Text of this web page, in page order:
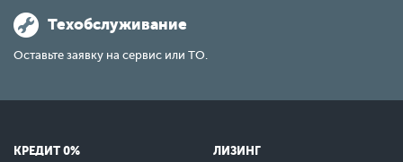
Техобслуживание
Оставьте заявку на сервис или ТО.
КРЕДИТ 0% ЛИЗИНГ